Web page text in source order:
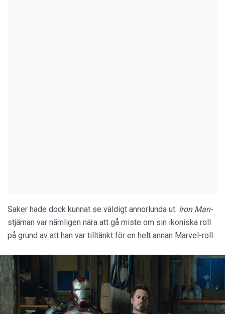
Saker hade dock kunnat se väldigt annorlunda ut. Iron Man-
stjärnan var nämligen nära att gå miste om sin ikoniska roll
på grund av att han var tilltänkt för en helt annan Marvel-roll.